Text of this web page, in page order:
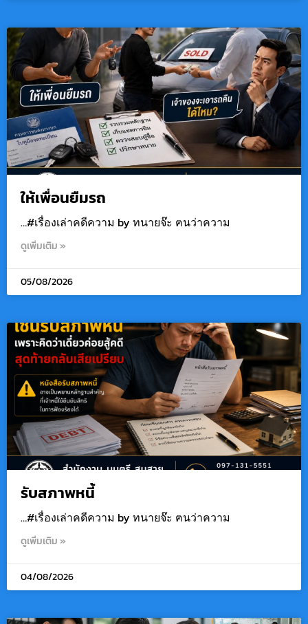
ให้เพื่อนยืมรถ
…#เรื่องเล่าคดีความ by ทนายจ๊ะ ฅนว่าความ
ดูเพิ่มเติม »
05/08/2026
รับสภาพหนี้
…#เรื่องเล่าคดีความ by ทนายจ๊ะ ฅนว่าความ
ดูเพิ่มเติม »
04/08/2026